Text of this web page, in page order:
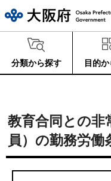
分類から探す 目的
教育合同との非
員）の勤務労